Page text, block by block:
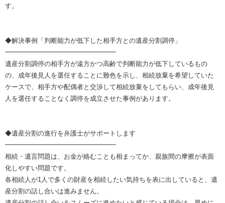
す。
◆解決事例「判断能力が低下した相手方との遺産分割調停」
━━━━━━━━━━━━━━━━━
遺産分割調停の相手方が遠方かつ高齢で判断能力が低下しているもの
の、成年後見人を選任することに難色を示し、相続放棄を希望していた
ケースで、相手方や配偶者と交渉して相続放棄をしてもらい、成年後見
人を選任することなく調停を成立させた事例があります。
◆遺産分割の進行を弁護士がサポートします
━━━━━━━━━━━━━━━━━
相続・遺言問題は、お金が絡むことも相まってか、親族間の摩擦が表面
化しやすい問題です。
各相続人が1人で多くの財産を相続したい気持ちを表に出していると、遺
産分割の話し合いは進みません。